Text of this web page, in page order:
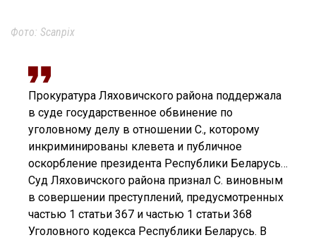
Фото: Scanpix
Прокуратура Ляховичского района поддержала
в суде государственное обвинение по
уголовному делу в отношении С., которому
инкриминированы клевета и публичное
оскорбление президента Республики Беларусь…
Суд Ляховичского района признал С. виновным
в совершении преступлений, предусмотренных
частью 1 статьи 367 и частью 1 статьи 368
Уголовного кодекса Республики Беларусь. В